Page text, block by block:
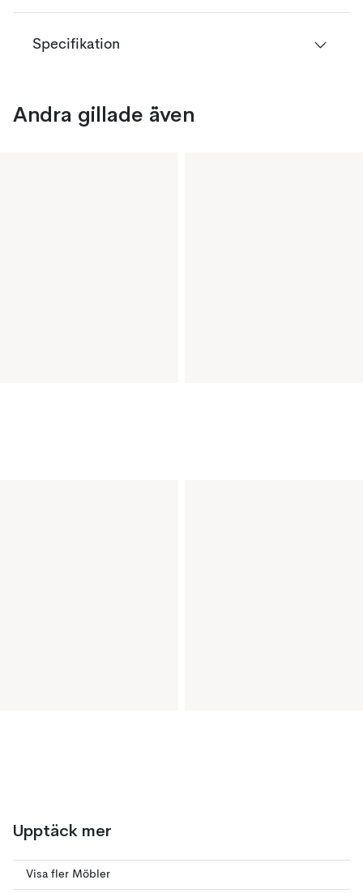
Specifikation
Andra gillade även
Upptäck mer
Visa fler Möbler